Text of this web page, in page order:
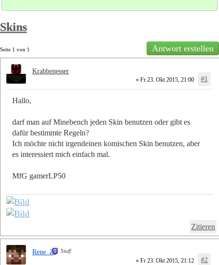
Skins
Seite 1 von 1 Antwort erstellen
» Fr 23. Okt 2015, 21:00 #1
Hallo,
darf man auf Minebench jeden Skin benutzen oder gibt es
dafür bestimmte Regeln?
Ich möchte nicht irgendeinen komischen Skin benutzen, aber
es interessiert mich einfach mal.
MfG gamerLP50
Zitieren
Krabbenesser
» Fr 23. Okt 2015, 21:12 #2
Rene_Z Staff